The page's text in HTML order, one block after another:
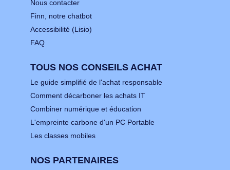
Nous contacter
Finn, notre chatbot
Accessibilité (Lisio)
FAQ
TOUS NOS CONSEILS ACHAT
Le guide simplifié de l'achat responsable
Comment décarboner les achats IT
Combiner numérique et éducation
L'empreinte carbone d'un PC Portable
Les classes mobiles
NOS PARTENAIRES